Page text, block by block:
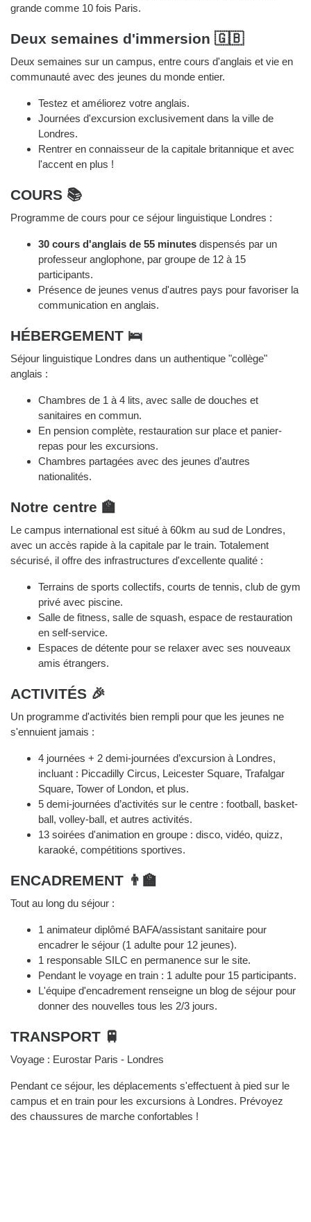
grande comme 10 fois Paris.
Deux semaines d'immersion 🇬🇧
Deux semaines sur un campus, entre cours d'anglais et vie en
communauté avec des jeunes du monde entier.
Testez et améliorez votre anglais.
Journées d'excursion exclusivement dans la ville de
Londres.
Rentrer en connaisseur de la capitale britannique et avec
l'accent en plus !
COURS 📚
Programme de cours pour ce séjour linguistique Londres :
30 cours d'anglais de 55 minutes dispensés par un
professeur anglophone, par groupe de 12 à 15
participants.
Présence de jeunes venus d'autres pays pour favoriser la
communication en anglais.
HÉBERGEMENT 🛌
Séjour linguistique Londres dans un authentique "collège"
anglais :
Chambres de 1 à 4 lits, avec salle de douches et
sanitaires en commun.
En pension complète, restauration sur place et panier-
repas pour les excursions.
Chambres partagées avec des jeunes d’autres
nationalités.
Notre centre 🏫
Le campus international est situé à 60km au sud de Londres,
avec un accès rapide à la capitale par le train. Totalement
sécurisé, il offre des infrastructures d'excellente qualité :
Terrains de sports collectifs, courts de tennis, club de gym
privé avec piscine.
Salle de fitness, salle de squash, espace de restauration
en self-service.
Espaces de détente pour se relaxer avec ses nouveaux
amis étrangers.
ACTIVITÉS 🎉
Un programme d'activités bien rempli pour que les jeunes ne
s'ennuient jamais :
4 journées + 2 demi-journées d’excursion à Londres,
incluant : Piccadilly Circus, Leicester Square, Trafalgar
Square, Tower of London, et plus.
5 demi-journées d’activités sur le centre : football, basket-
ball, volley-ball, et autres activités.
13 soirées d'animation en groupe : disco, vidéo, quizz,
karaoké, compétitions sportives.
ENCADREMENT 👨‍🏫
Tout au long du séjour :
1 animateur diplômé BAFA/assistant sanitaire pour
encadrer le séjour (1 adulte pour 12 jeunes).
1 responsable SILC en permanence sur le site.
Pendant le voyage en train : 1 adulte pour 15 participants.
L'équipe d'encadrement renseigne un blog de séjour pour
donner des nouvelles tous les 2/3 jours.
TRANSPORT 🚆
Voyage : Eurostar Paris - Londres
Pendant ce séjour, les déplacements s'effectuent à pied sur le
campus et en train pour les excursions à Londres. Prévoyez
des chaussures de marche confortables !